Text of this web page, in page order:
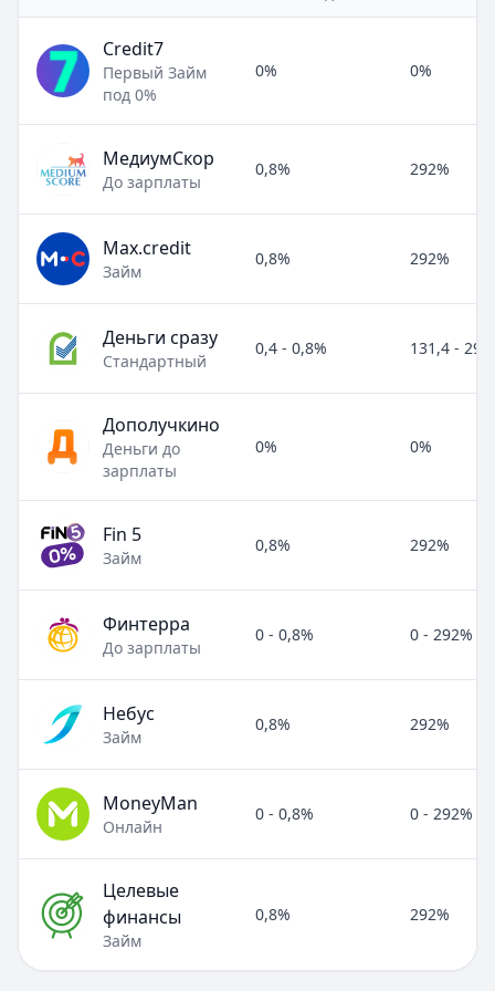
Credit7
Первый Займ
под 0%
0% 0%
МедиумСкор
До зарплаты
0,8% 292%
Max.credit
Займ
0,8% 292%
Деньги сразу
Стандартный
0,4 - 0,8% 131,4 -
Дополучкино
Деньги до
зарплаты
0% 0%
Fin 5
Займ
0,8% 292%
Финтерра
До зарплаты
0 - 0,8% 0 - 292%
Небус
Займ
0,8% 292%
MoneyMan
Онлайн
0 - 0,8% 0 - 292%
Целевые
финансы
Займ
0,8% 292%